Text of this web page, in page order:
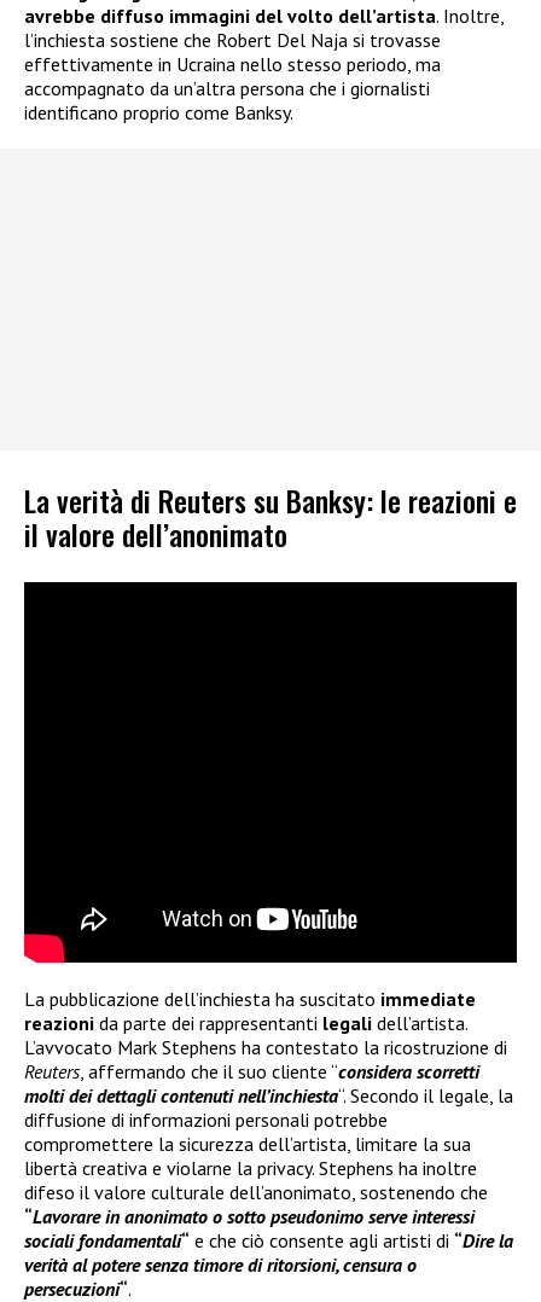
avrebbe diffuso immagini del volto dell’artista. Inoltre,
l’inchiesta sostiene che Robert Del Naja si trovasse
effettivamente in Ucraina nello stesso periodo, ma
accompagnato da un’altra persona che i giornalisti
identificano proprio come Banksy.
La verità di Reuters su Banksy: le reazioni e
il valore dell’anonimato
La pubblicazione dell’inchiesta ha suscitato immediate
reazioni da parte dei rappresentanti legali dell’artista.
L’avvocato Mark Stephens ha contestato la ricostruzione di
Reuters, affermando che il suo cliente “considera scorretti
molti dei dettagli contenuti nell’inchiesta“. Secondo il legale, la
diffusione di informazioni personali potrebbe
compromettere la sicurezza dell’artista, limitare la sua
libertà creativa e violarne la privacy. Stephens ha inoltre
difeso il valore culturale dell’anonimato, sostenendo che
“Lavorare in anonimato o sotto pseudonimo serve interessi
sociali fondamentali“ e che ciò consente agli artisti di “Dire la
verità al potere senza timore di ritorsioni, censura o
persecuzioni“.